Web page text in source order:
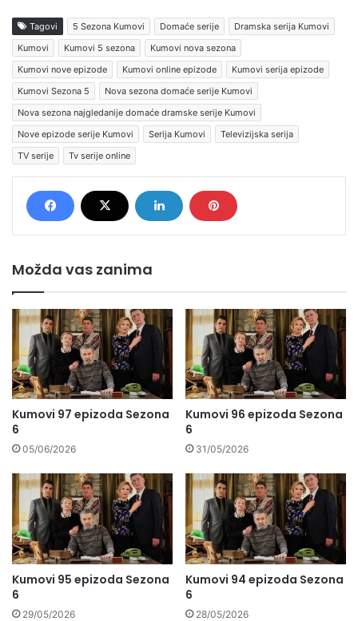
Tagovi 5 Sezona Kumovi Domaće serije
Dramska serija Kumovi
Kumovi
Kumovi 5 sezona
Kumovi nova sezona
Kumovi nove epizode
Kumovi online epizode
Kumovi serija epizode
Kumovi Sezona 5
Nova sezona domaće serije Kumovi
Nova sezona najgledanije domaće dramske serije Kumovi
Nove epizode serije Kumovi
Serija Kumovi
Televizijska serija
TV serije
Tv serije online
Možda vas zanima
Kumovi 97 epizoda Sezona
6
05/06/2026
Kumovi 96 epizoda Sezona
6
31/05/2026
Kumovi 95 epizoda Sezona
6
29/05/2026
Kumovi 94 epizoda Sezona
6
28/05/2026